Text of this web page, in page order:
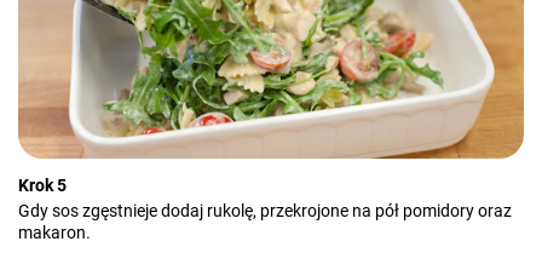
Krok 5
Gdy sos zgęstnieje dodaj rukolę, przekrojone na pół pomidory oraz
makaron.